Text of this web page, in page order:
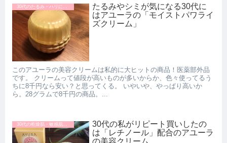
30代のたるみ・ハリにおすすめの美容クリーム
たるみやシミが気になる30代に
はアユーラの「モイストパワライ
ズクリーム」
このアユーラの美容クリームは私的に大ヒットの商品！医薬部外品
です。 クリームって値段が高いものが多いからか、色々使ってるう
ちに8千円なら安い？と思ってくる。 いやいや、やっぱり高いか
ら。28グラムで8千円の商品。...
30代の乾燥肌・敏感肌におすすめの美容クリーム
30代の私がリピート買いしたの
は「レチノール」配合のアユーラ